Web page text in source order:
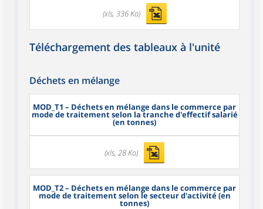
(xls, 336 Ko)
Téléchargement des tableaux à l'unité
Déchets en mélange
MOD_T1 – Déchets en mélange dans le commerce par
mode de traitement selon la tranche d'effectif salarié
(en tonnes)
(xls, 28 Ko)
MOD_T2– Déchets en mélange dans le commerce par
mode de traitement selon le secteur d'activité (en
tonnes)